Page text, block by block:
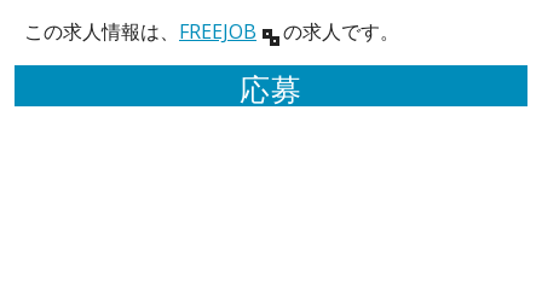
この求人情報は、 FREEJOB の求人です。
応募